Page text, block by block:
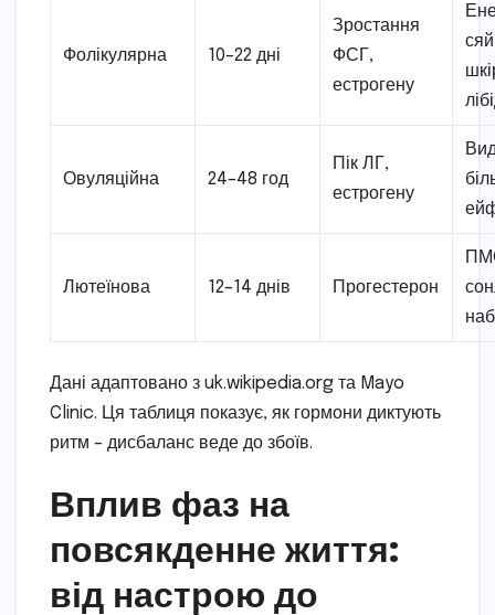
Фолікулярна 10–22 дні
Зростання
ФСГ,
естрогену
Овуляційна 24–48 год
Пік ЛГ,
естрогену
Лютеїнова 12–14 днів Прогестерон
Дані адаптовано з uk.wikipedia.org та Mayo
Clinic. Ця таблиця показує, як гормони диктують
ритм – дисбаланс веде до збоїв.
Вплив фаз на
повсякденне життя:
від настрою до